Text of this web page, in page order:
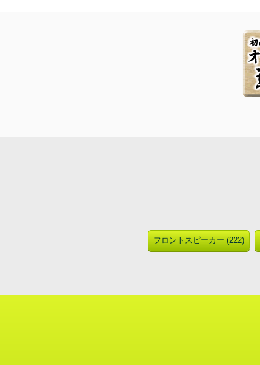
フロントスピーカー (222)